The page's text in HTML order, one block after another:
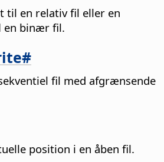
til en relativ fil eller en
en binær fil.
fil med afgrænsende
position i en åben fil.